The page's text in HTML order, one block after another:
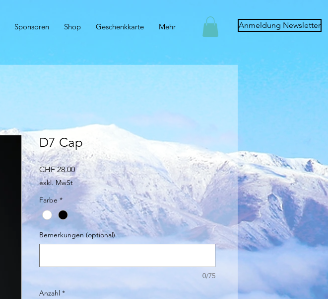
Sponsoren Shop Geschenkkarte Mehr Anmeldung Newsletter
D7 Cap
CHF 28.00Preis
exkl. MwSt
Farbe *
Bemerkungen (optional)
0/75
Anzahl *